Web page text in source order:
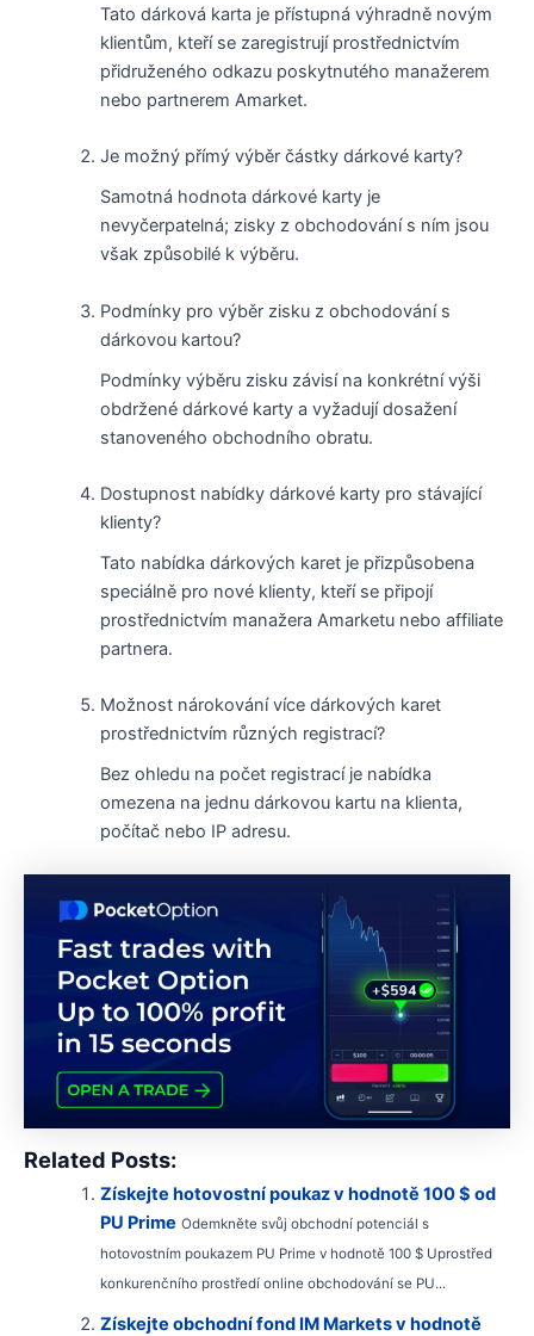
Tato dárková karta je přístupná výhradně novým
klientům, kteří se zaregistrují prostřednictvím
přidruženého odkazu poskytnutého manažerem
nebo partnerem Amarket.
Je možný přímý výběr částky dárkové karty?
Samotná hodnota dárkové karty je
nevyčerpatelná; zisky z obchodování s ním jsou
však způsobilé k výběru.
Podmínky pro výběr zisku z obchodování s
dárkovou kartou?
Podmínky výběru zisku závisí na konkrétní výši
obdržené dárkové karty a vyžadují dosažení
stanoveného obchodního obratu.
Dostupnost nabídky dárkové karty pro stávající
klienty?
Tato nabídka dárkových karet je přizpůsobena
speciálně pro nové klienty, kteří se připojí
prostřednictvím manažera Amarketu nebo affiliate
partnera.
Možnost nárokování více dárkových karet
prostřednictvím různých registrací?
Bez ohledu na počet registrací je nabídka
omezena na jednu dárkovou kartu na klienta,
počítač nebo IP adresu.
Related Posts:
Získejte hotovostní poukaz v hodnotě 100 $ od
PU Prime Odemkněte svůj obchodní potenciál s
hotovostním poukazem PU Prime v hodnotě 100 $ Uprostřed
konkurenčního prostředí online obchodování se PU...
Získejte obchodní fond IM Markets v hodnotě